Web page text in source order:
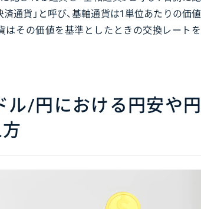
済通貨」と呼び、基軸通貨は1単位あたりの価値
はその価値を基準としたときの交換レートを
ル/円における円安や円